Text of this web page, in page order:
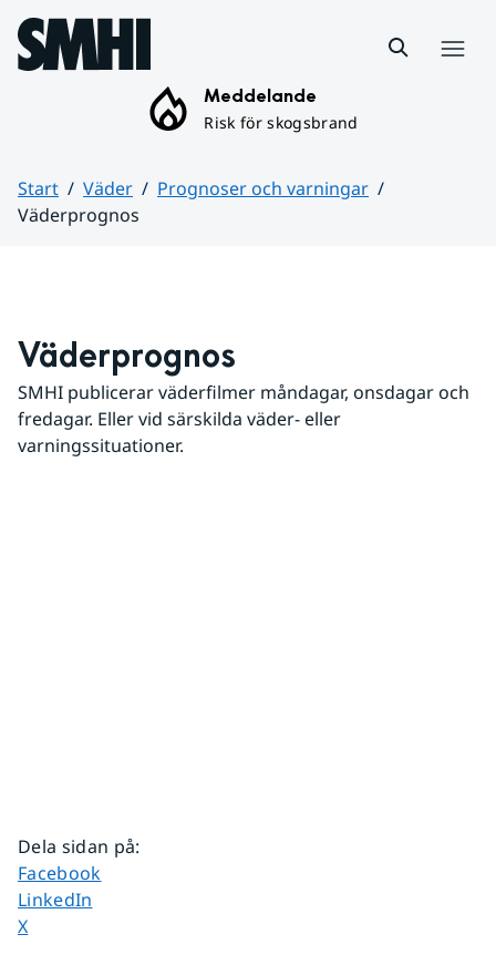
Hoppa till sidans innehåll
Meddelande
Risk för skogsbrand
Start Väder
Prognoser och varningar
Väderprognos
Väderprognos
SMHI publicerar väderfilmer måndagar, onsdagar och
fredagar. Eller vid särskilda väder- eller
varningssituationer.
Dela sidan på:
Dela sidan på
Facebook
Dela sidan på
LinkedIn
Dela sidan på
X